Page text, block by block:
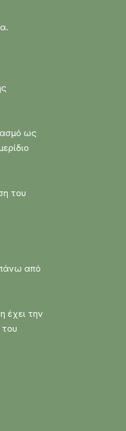
ως
του
από
έχει την